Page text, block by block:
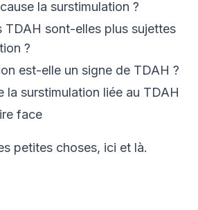
la surstimulation ?
TDAH sont-elles plus sujettes
?
est-elle un signe de TDAH ?
la surstimulation liée au TDAH
face
petites choses, ici et là.